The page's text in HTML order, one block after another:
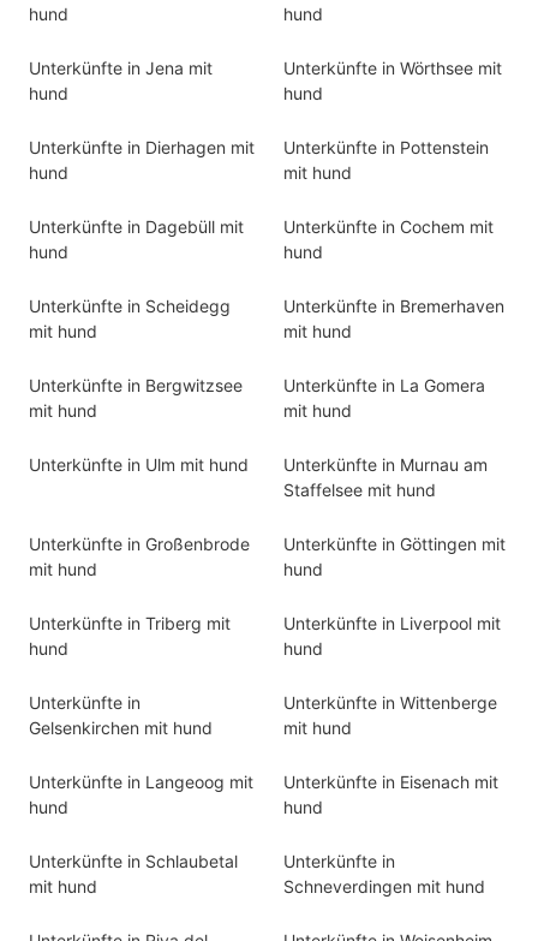
hund
hund
Unterkünfte in Jena mit
hund
Unterkünfte in Wörthsee mit
hund
Unterkünfte in Dierhagen mit
hund
Unterkünfte in Pottenstein
mit hund
Unterkünfte in Dagebüll mit
hund
Unterkünfte in Cochem mit
hund
Unterkünfte in Scheidegg
mit hund
Unterkünfte in Bremerhaven
mit hund
Unterkünfte in Bergwitzsee
mit hund
Unterkünfte in La Gomera
mit hund
Unterkünfte in Ulm mit hund
Unterkünfte in Murnau am
Staffelsee mit hund
Unterkünfte in Großenbrode
mit hund
Unterkünfte in Göttingen mit
hund
Unterkünfte in Triberg mit
hund
Unterkünfte in Liverpool mit
hund
Unterkünfte in
Gelsenkirchen mit hund
Unterkünfte in Wittenberge
mit hund
Unterkünfte in Langeoog mit
hund
Unterkünfte in Eisenach mit
hund
Unterkünfte in Schlaubetal
mit hund
Unterkünfte in
Schneverdingen mit hund